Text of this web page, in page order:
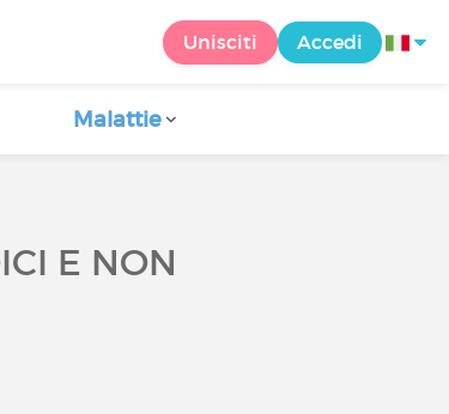
Unisciti Accedi
Malattie
E NON